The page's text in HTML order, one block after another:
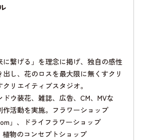
に繋げる」を理念に掲げ、独自の感性
し、花のロスを最大限に無くすクリ
リエイティブスタジオ。
ウ装花、雑誌、広告、CM、MVな
作活動を実施。フラワーショップ
」、ドライフラワーショップ
植物のコンセプトショップ